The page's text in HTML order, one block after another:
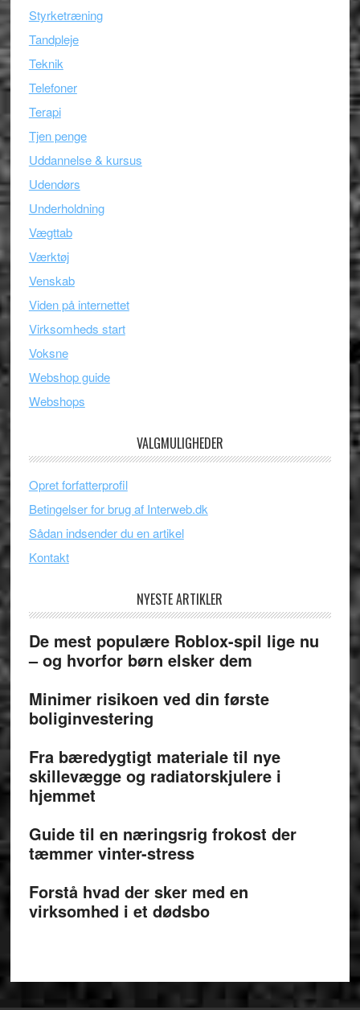
Styrketræning
Tandpleje
Teknik
Telefoner
Terapi
Tjen penge
Uddannelse & kursus
Udendørs
Underholdning
Vægttab
Værktøj
Venskab
Viden på internettet
Virksomheds start
Voksne
Webshop guide
Webshops
VALGMULIGHEDER
Opret forfatterprofil
Betingelser for brug af Interweb.dk
Sådan indsender du en artikel
Kontakt
NYESTE ARTIKLER
De mest populære Roblox-spil lige nu
– og hvorfor børn elsker dem
Minimer risikoen ved din første
boliginvestering
Fra bæredygtigt materiale til nye
skillevægge og radiatorskjulere i
hjemmet
Guide til en næringsrig frokost der
tæmmer vinter-stress
Forstå hvad der sker med en
virksomhed i et dødsbo